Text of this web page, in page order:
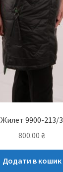
Жилет 9900-213/3
800.00 ₴
Додати в кошик